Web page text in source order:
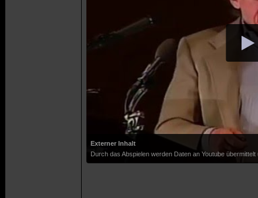
Externer Inhalt
Durch das Abspielen werden Daten an Youtube